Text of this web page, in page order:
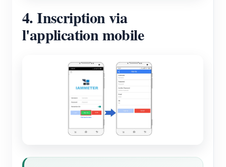
4. Inscription via
l'application mobile